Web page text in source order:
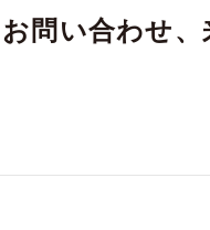
問い合わせ